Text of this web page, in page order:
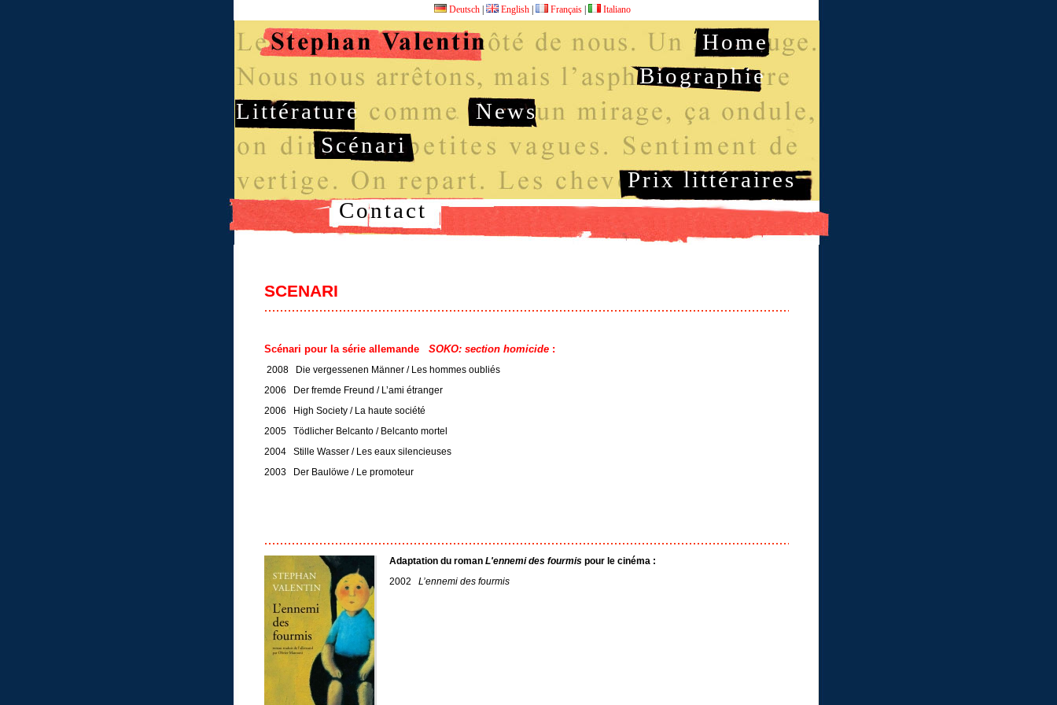
Deutsch English Français Italiano
Home
Biographie
Littérature
News
Scénari
Prix littéraires
Contact
SCENARI
Scénari pour la série allemande SOKO: section homicide :
2008 Die vergessenen Männer / Les hommes oubliés
2006 Der fremde Freund / L’ami étranger
2006 High Society / La haute société
2005 Tödlicher Belcanto / Belcanto mortel
2004 Stille Wasser / Les eaux silencieuses
2003 Der Baulöwe / Le promoteur
Adaptation du roman L'ennemi des fourmis pour le cinéma :
2002
L’ennemi des fourmis